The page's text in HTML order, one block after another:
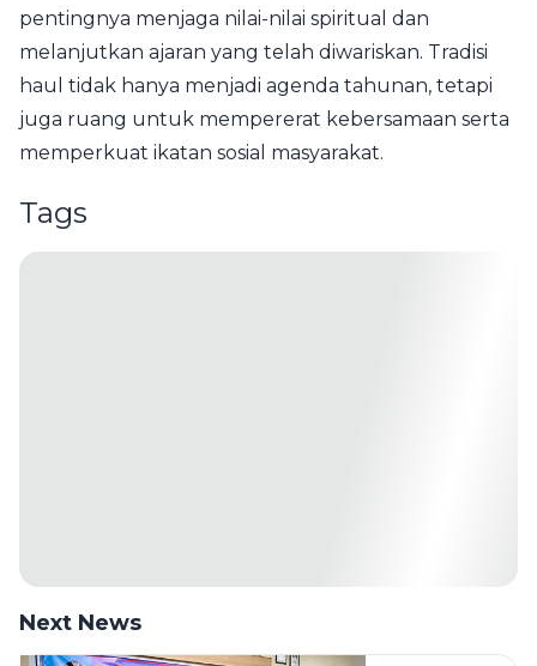
pentingnya menjaga nilai-nilai spiritual dan
melanjutkan ajaran yang telah diwariskan. Tradisi
haul tidak hanya menjadi agenda tahunan, tetapi
juga ruang untuk mempererat kebersamaan serta
memperkuat ikatan sosial masyarakat.
Tags
Next News